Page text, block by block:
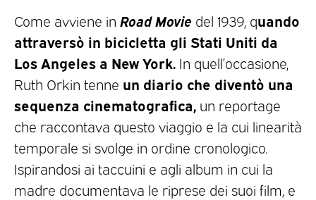
Come avviene in Road Movie del 1939, quando
attraversò in bicicletta gli Stati Uniti da
Los Angeles a New York. In quell’occasione,
Ruth Orkin tenne un diario che diventò una
sequenza cinematografica, un reportage
che raccontava questo viaggio e la cui linearità
temporale si svolge in ordine cronologico.
Ispirandosi ai taccuini e agli album in cui la
madre documentava le riprese dei suoi film, e